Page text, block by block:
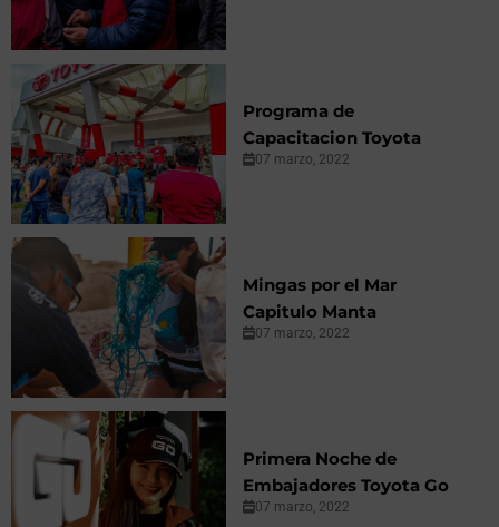
Programa de
Capacitacion Toyota
07 marzo, 2022
Mingas por el Mar
Capitulo Manta
07 marzo, 2022
Primera Noche de
Embajadores Toyota Go
07 marzo, 2022